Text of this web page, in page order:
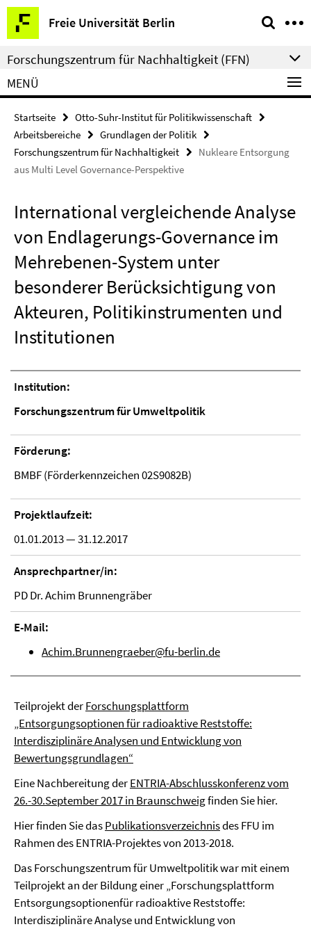
Springe
direkt
zu
Inhalt
Freie Universität Berlin
Service-
Navigation
Forschungszentrum für Nachhaltigkeit (FFN)
MENÜ
Startseite
Otto-Suhr-Institut für Politikwissenschaft
Arbeitsbereiche
Grundlagen der Politik
Forschungszentrum für Nachhaltigkeit
Nukleare Entsorgung
aus Multi Level Governance-Perspektive
International vergleichende Analyse
von Endlagerungs-Governance im
Mehrebenen-System unter
besonderer Berücksichtigung von
Akteuren, Politikinstrumenten und
Institutionen
Institution:
Forschungszentrum für Umweltpolitik
Förderung:
BMBF (Förderkennzeichen 02S9082B)
Projektlaufzeit:
01.01.2013 — 31.12.2017
Ansprechpartner/in:
PD Dr. Achim Brunnengräber
E-Mail:
Achim.Brunnengraeber@fu-berlin.de
Teilprojekt derForschungsplattform
„Entsorgungsoptionen für radioaktive Reststoffe:
Interdisziplinäre Analysen und Entwicklung von
Bewertungsgrundlagen“
Eine Nachbereitung derENTRIA-Abschlusskonferenz vom
26.-30.September 2017 in Braunschweigfinden Sie hier.
Hier finden Sie dasPublikationsverzeichnisdes FFU im
Rahmen des ENTRIA-Projektes von 2013-2018.
Das Forschungszentrum für Umweltpolitik war mit einem
Teilprojekt an der Bildung einer „Forschungsplattform
Entsorgungsoptionenfür radioaktive Reststoffe:
Interdisziplinäre Analyse und Entwicklung von